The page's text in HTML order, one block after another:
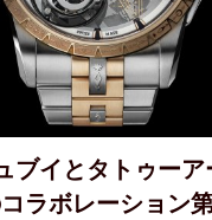
ブイとタトゥーア
ラボレーション